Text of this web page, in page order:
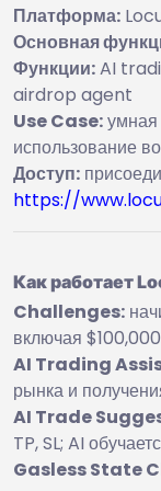
Платформа:
Основная
Функции:AI
airdrop agent
Use Case:умная
использование
Доступ:
https://
Как работает
Challenges:
включая
AI Trading
рынка и
AI Trade
TP, SL; AI
Gasless State